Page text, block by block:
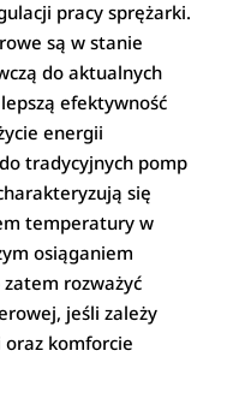
pracy sprężarki.
są w stanie
do aktualnych
efektywność
energii
tradycyjnych pomp
się
temperatury w
osiąganiem
rozważyć
jeśli zależy
oraz komforcie